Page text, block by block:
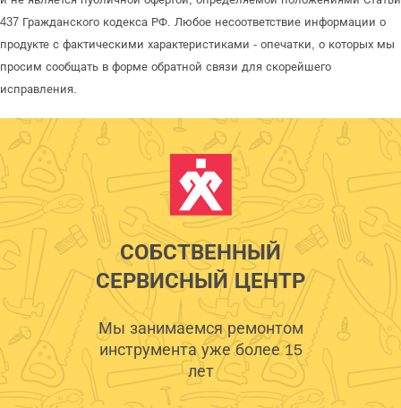
437 Гражданского кодекса РФ. Любое несоответствие информации о
продукте с фактическими характеристиками - опечатки, о которых мы
просим сообщать в форме обратной связи для скорейшего
исправления.
СОБСТВЕННЫЙ
СЕРВИСНЫЙ ЦЕНТР
Мы занимаемся ремонтом
инструмента уже более 15
лет